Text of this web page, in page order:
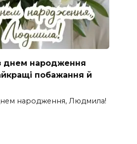
днем народження
побажання й
народження, Людмила!